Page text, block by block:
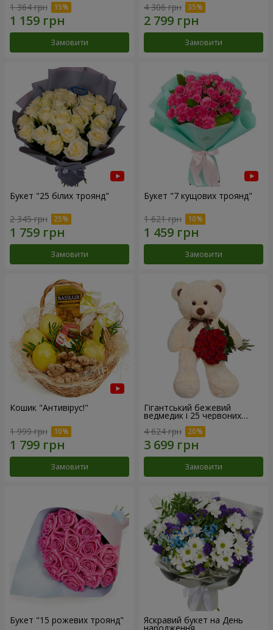
1 364 грн
Замовити
4 306 грн
Замовити
Букет "25 білих троянд"
2 345 грн
Замовити
Букет "7 кущових троянд"
1 621 грн
Замовити
Кошик "Антивірус!"
1 999 грн
Замовити
Гігантський бежевий
ведмедик і 25 червоних
троянд
4 624 грн
Замовити
Букет "15 рожевих троянд" Яскравий букет на День